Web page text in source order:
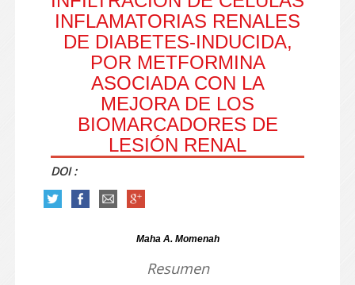
INFLAMATORIAS RENALES
DE DIABETES-INDUCIDA,
POR METFORMINA
ASOCIADA CON LA
MEJORA DE LOS
BIOMARCADORES DE
LESIÓN RENAL
DOI :
Maha A. Momenah
Resumen